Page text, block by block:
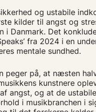
og ustabile
kilder til angst og
i Danmark. Det
fra 2024 i en
mentale sundhed.
peger på, at næsten
kunstnere
angst, og at de ustabile
i musikbranchen i